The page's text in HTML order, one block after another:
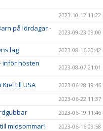
2023-10-12 11:22
på lördagar -
2023-09-23 09:00
lag 2023-08-16 20:42
inför hösten
2023-08-07 21:01
till USA 2023-06-28 19:46
2023-06-22 11:37
2023-06-19 11:46
midsommar! 2023-06-16 09:58